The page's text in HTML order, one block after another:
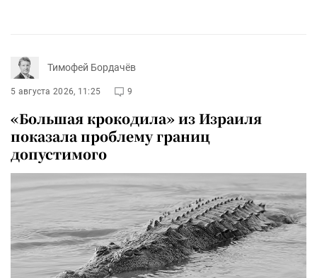
Тимофей Бордачёв
5 августа 2026, 11:25 9
«Большая крокодила» из Израиля
показала проблему границ
допустимого